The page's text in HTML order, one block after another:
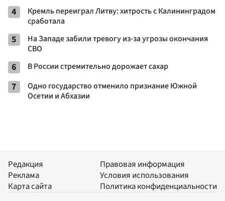
4
Кремль переиграл Литву: хитрость с Калининградом
сработала
5
На Западе забили тревогу из-за угрозы окончания
СВО
6 В России стремительно дорожает сахар
7
Одно государство отменило признание Южной
Осетии и Абхазии
Редакция
Реклама
Карта сайта
Правовая информация
Условия использования
Политика конфиденциальности